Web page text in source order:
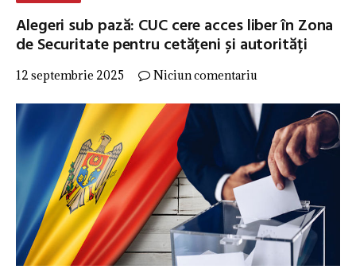
Alegeri sub pază: CUC cere acces liber în Zona
de Securitate pentru cetățeni și autorități
12 septembrie 2025 Niciun comentariu